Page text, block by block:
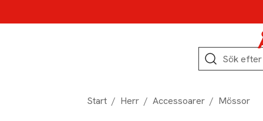
Sök
Start / Herr / Accessoarer / Mössor